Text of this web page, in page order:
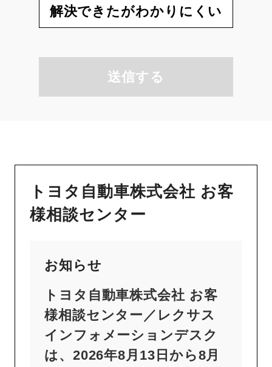
解決できたがわかりにくい
送信する
トヨタ自動車株式会社 お客
様相談センター
お知らせ
トヨタ自動車株式会社 お客
様相談センター／レクサス
インフォメーションデスク
は、2026年8月13日から8月